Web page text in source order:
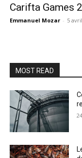
Carifta Games
Emmanuel Mozar - 5
MOST READ